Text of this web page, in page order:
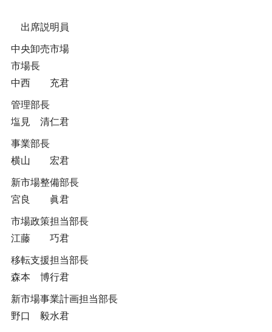
出席説明員
中央卸売市場
市場長
中西 充君
管理部長
塩見 清仁君
事業部長
横山 宏君
新市場整備部長
宮良 眞君
市場政策担当部長
江藤 巧君
移転支援担当部長
森本 博行君
新市場事業計画担当部長
野口 毅水君